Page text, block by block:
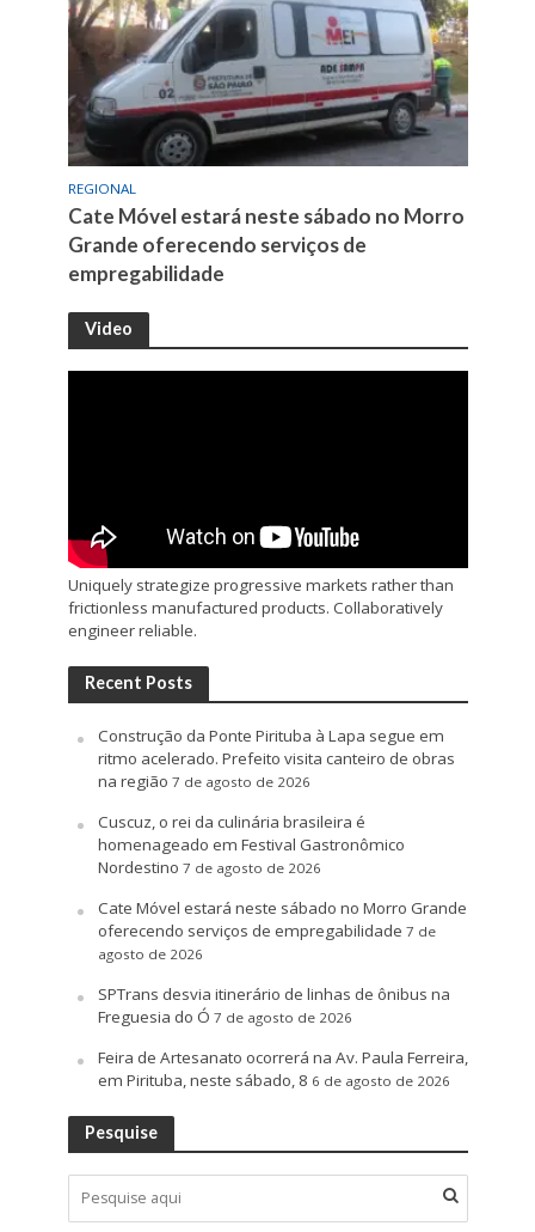
REGIONAL
Cate Móvel estará neste sábado no Morro
Grande oferecendo serviços de
empregabilidade
Video
Uniquely strategize progressive markets rather than
frictionless manufactured products. Collaboratively
engineer reliable.
Recent Posts
Construção da Ponte Pirituba à Lapa segue em
ritmo acelerado. Prefeito visita canteiro de obras
na região 7 de agosto de 2026
Cuscuz, o rei da culinária brasileira é
homenageado em Festival Gastronômico
Nordestino 7 de agosto de 2026
Cate Móvel estará neste sábado no Morro Grande
oferecendo serviços de empregabilidade 7 de
agosto de 2026
SPTrans desvia itinerário de linhas de ônibus na
Freguesia do Ó 7 de agosto de 2026
Feira de Artesanato ocorrerá na Av. Paula Ferreira,
em Pirituba, neste sábado, 8 6 de agosto de 2026
Pesquise